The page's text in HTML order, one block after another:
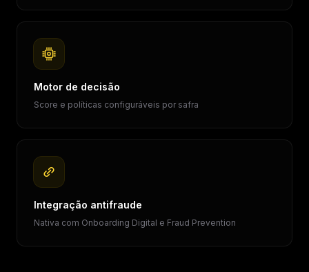
Motor de decisão
Score e políticas configuráveis por safra
Integração antifraude
Nativa com Onboarding Digital e Fraud Prevention